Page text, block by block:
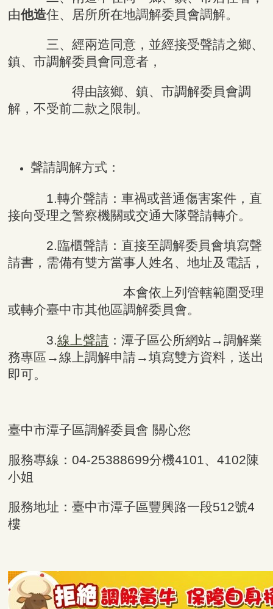
由他造住、居所所在地調解委員會調解。
三、經兩造同意，並經接受聲請之鄉、
鎮、市調解委員會同意者，
得由該鄉、鎮、市調解委員會調
解，不受前二款之限制。
聲請調解方式：
1.轉介聲請：車禍或普通傷害案件，直
接向受理之警察機關或交通大隊聲請轉介。
2.臨櫃聲請：直接至調解委員會填寫聲
請書，需備有雙方當事人姓名、地址及電話，
本會依上列管轄範圍受理
或轉介臺中市其他區調解委員會。
3.線上聲請 ：潭子區公所網站→調解業
務專區 →線上調解申請→填寫雙方資料，送出
即可。
臺中市潭子區調解委員會 關心您
服務專線：04-25388699分機4101、4102陳
小姐
服務地址：臺中市潭子區豐興路一段512號4
樓